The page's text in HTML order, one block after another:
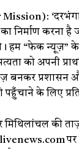
Mission):
निर्माण करना है
हम “फेक न्यूज़”
को अपनी
बनकर प्रशासन
के लिए
की